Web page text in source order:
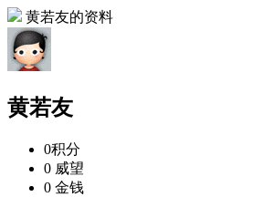
黄若友的资料
黄若友
0积分
0 威望
0 金钱